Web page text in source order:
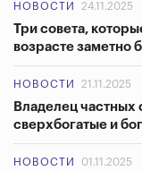
НОВОСТИ 24.11.2025
Три совета,
возрасте заметно
НОВОСТИ 21.11.2025
Владелец частных
сверхбогатые и
НОВОСТИ 01.11.2025